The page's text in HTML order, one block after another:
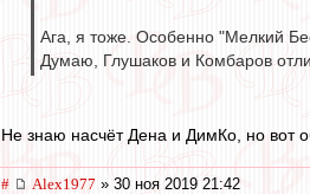
Ага, я тоже. Особенно "Мелкий
Думаю, Глушаков и Комбаров
Не знаю насчёт Дена и ДимКо, но вот
# Alex1977 » 30 ноя 2019 21:42